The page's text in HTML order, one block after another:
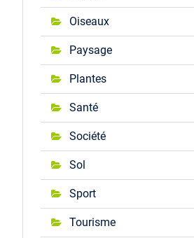
Oiseaux
Paysage
Plantes
Santé
Société
Sol
Sport
Tourisme